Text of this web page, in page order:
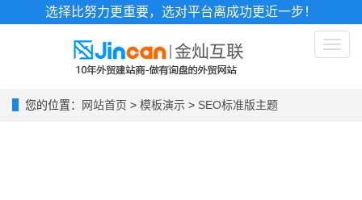
选择比努力更重要，选对平台离成功更近一步！
Toggle
您的位置： 网站首页 > 模板演示 > SEO标准版主题